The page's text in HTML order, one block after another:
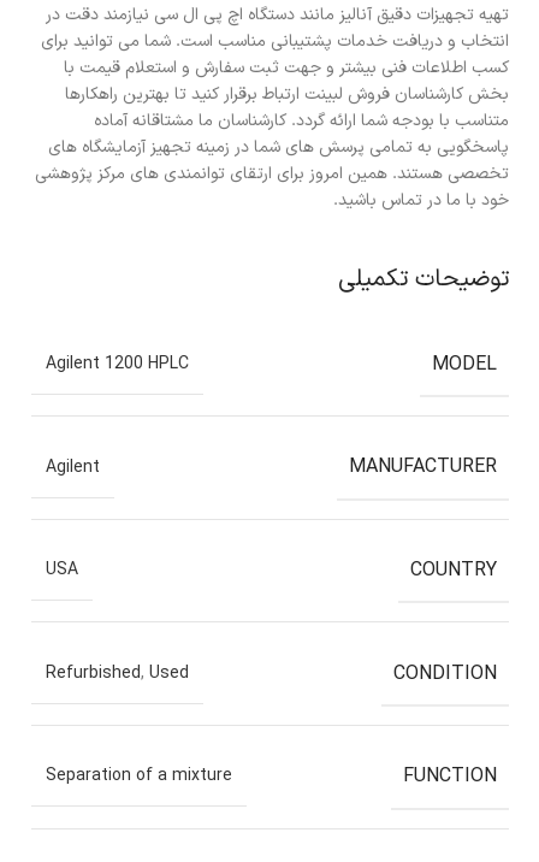
تهیه تجهیزات دقیق آنالیز مانند دستگاه اچ پی ال سی نیازمند دقت در
انتخاب و دریافت خدمات پشتیبانی مناسب است. شما می توانید برای
کسب اطلاعات فنی بیشتر و جهت ثبت سفارش و استعلام قیمت با
بخش کارشناسان فروش لبینت ارتباط برقرار کنید تا بهترین راهکارها
متناسب با بودجه شما ارائه گردد. کارشناسان ما مشتاقانه آماده
پاسخگویی به تمامی پرسش های شما در زمینه تجهیز آزمایشگاه های
تخصصی هستند. همین امروز برای ارتقای توانمندی های مرکز پژوهشی
خود با ما در تماس باشید.
توضیحات تکمیلی
MODEL
Agilent 1200 HPLC
MANUFACTURER
Agilent
COUNTRY
USA
CONDITION
Refurbished, Used
FUNCTION
Separation of a mixture